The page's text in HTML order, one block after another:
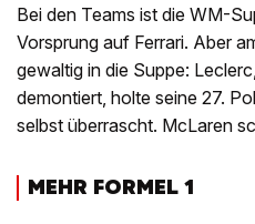
Bei den Teams ist die WM-
Vorsprung auf Ferrari. Aber
gewaltig in die Suppe:
demontiert, holte seine 27.
selbst überrascht. McLaren
MEHR FORMEL 1